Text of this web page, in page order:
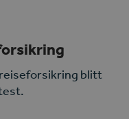
blitt